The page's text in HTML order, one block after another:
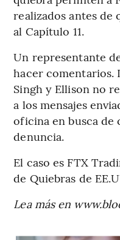
realizados antes de
al Capítulo 11.
Un representante
hacer comentarios.
Singh y Ellison no
a los mensajes
oficina en busca de
denuncia.
El caso es FTX
de Quiebras de
Lea más en